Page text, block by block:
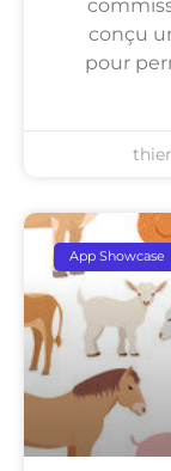
conçu
pour
App Showcase